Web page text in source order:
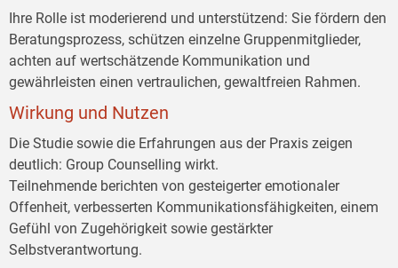
Ihre Rolle ist moderierend und unterstützend: Sie fördern den
Beratungsprozess, schützen einzelne Gruppenmitglieder,
achten auf wertschätzende Kommunikation und
gewährleisten einen vertraulichen, gewaltfreien Rahmen.
Wirkung und Nutzen
Die Studie sowie die Erfahrungen aus der Praxis zeigen
deutlich: Group Counselling wirkt.
Teilnehmende berichten von gesteigerter emotionaler
Offenheit, verbesserten Kommunikationsfähigkeiten, einem
Gefühl von Zugehörigkeit sowie gestärkter
Selbstverantwortung.